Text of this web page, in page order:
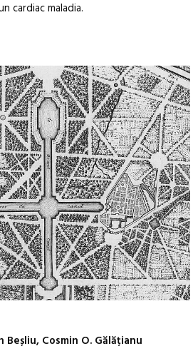
cardiac maladia.
Cosmin O. Gălățianu